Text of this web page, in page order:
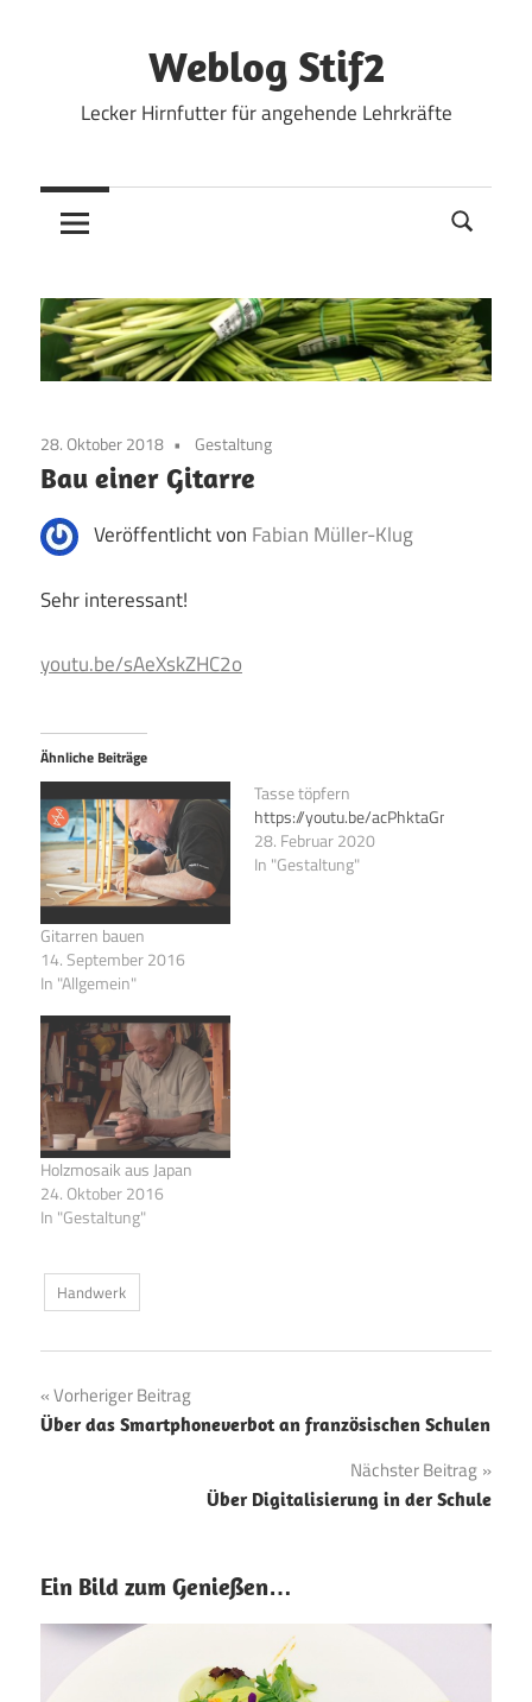
Weblog Stif2
Lecker Hirnfutter für angehende Lehrkräfte
28. Oktober 2018 Gestaltung
Bau einer Gitarre
Veröffentlicht von Fabian Müller-Klug
Sehr interessant!
youtu.be/sAeXskZHC2o
Ähnliche Beiträge
Gitarren bauen
14. September 2016
In "Allgemein"
Tasse töpfern
https://youtu.be/acPhktaGn5o
28. Februar 2020
In "Gestaltung"
Holzmosaik aus Japan
24. Oktober 2016
In "Gestaltung"
Handwerk
Beitragsnavigation
Vorheriger Beitrag
Über das Smartphoneverbot an französischen Schulen
Nächster Beitrag
Über Digitalisierung in der Schule
Ein Bild zum Genießen…